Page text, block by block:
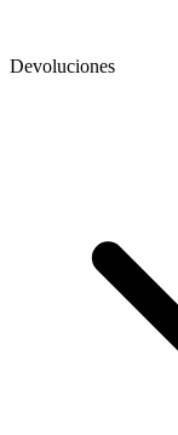
Devoluciones